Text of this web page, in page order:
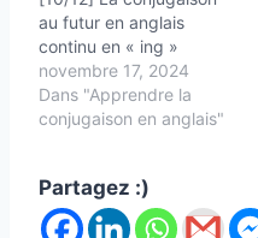
au futur en anglais
continu en « ing »
novembre 17, 2024
Dans "Apprendre la
conjugaison en anglais"
Partagez :)